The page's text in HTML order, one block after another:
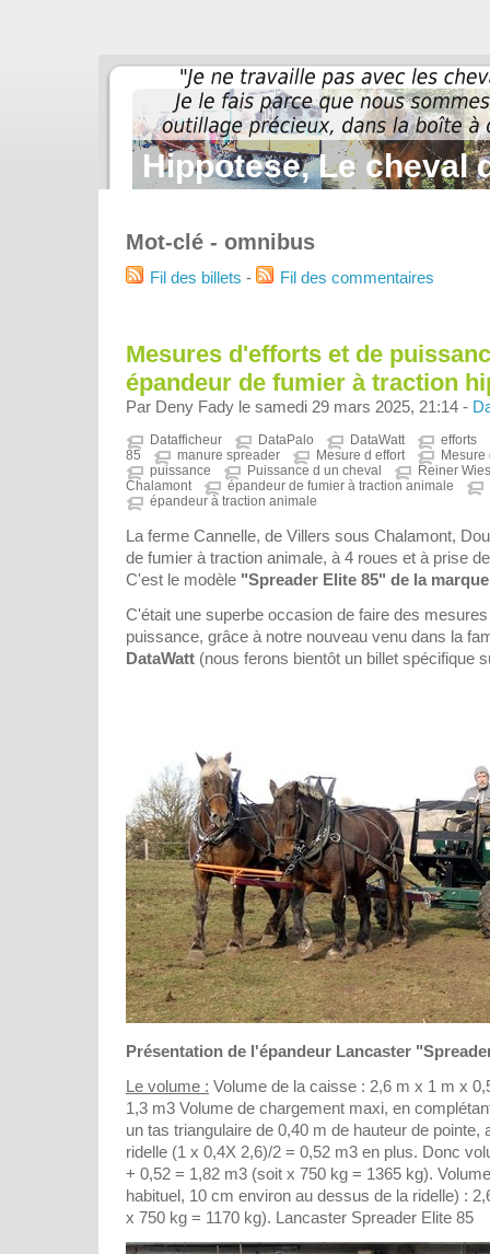
Hippotese, Le cheval
Mot-clé - omnibus
Fil des billets - Fil des commentaires
Mesures d'efforts et de
épandeur de fumier à traction
Par Deny Fady le samedi 29 mars 2025, 21:14 -
Datafficheur DataPalo DataWatt
efforts
85
manure spreader Mesure d effort
puissance
Puissance d un cheval
Reiner
Chalamont
épandeur de fumier à traction animale
épandeur à traction animale
La ferme Cannelle, de Villers sous Chalamont,
de fumier à traction animale, à 4 roues et à prise
C'est le modèle "Spreader Elite 85" de la
C'était une superbe occasion de faire des
puissance, grâce à notre nouveau venu dans la
DataWatt (nous ferons bientôt un billet spécifique
Présentation de l'épandeur Lancaster
Le volume : Volume de la caisse : 2,6 m x 1 m x
1,3 m3 Volume de chargement maxi, en
un tas triangulaire de 0,40 m de hauteur de pointe,
ridelle (1 x 0,4X 2,6)/2 = 0,52 m3 en plus. Donc
+ 0,52 = 1,82 m3 (soit x 750 kg = 1365 kg).
habituel, 10 cm environ au dessus de la ridelle) :
x 750 kg = 1170 kg). Lancaster Spreader Elite 85